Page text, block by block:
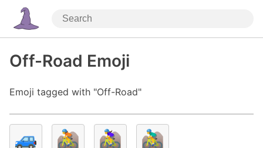
Off-Road Emoji
Emoji tagged with "Off-Road"
🚙 🚵 🚵‍♀️ 🚵‍♂️